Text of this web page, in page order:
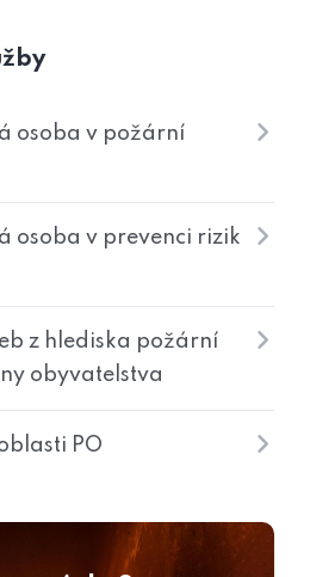
osoba v požární
osoba v prevenci rizik
z hlediska požární
obyvatelstva
PO